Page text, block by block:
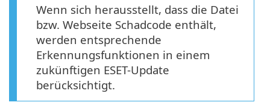
Wenn sich herausstellt, dass die Datei
bzw. Webseite Schadcode enthält,
werden entsprechende
Erkennungsfunktionen in einem
zukünftigen ESET-Update
berücksichtigt.